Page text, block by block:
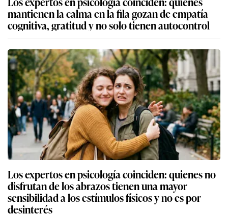
mantienen la calma en la fila gozan de empatía
cognitiva, gratitud y no solo tienen autocontrol
Los expertos en psicología coinciden: quienes no
disfrutan de los abrazos tienen una mayor
sensibilidad a los estímulos físicos y no es por
desinterés